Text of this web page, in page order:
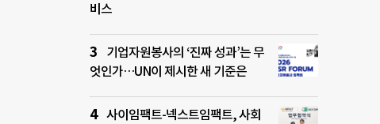
비스
기업자원봉사의 ‘진짜 성과’는 무
엇인가…UN이 제시한 새 기준은
사이임팩트-넥스트임팩트, 사회